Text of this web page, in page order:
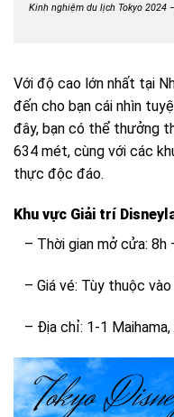
Kinh nghiệm du lịch Tokyo 2024
Với độ cao lớn nhất tại
đến cho bạn cái nhìn
đây, bạn có thể thưởng
634 mét, cùng với các
thực độc đáo.
Khu vực Giải trí
– Thời gian mở cửa:
– Giá vé: Tùy thuộc
– Địa chỉ: 1-1 Maihama,